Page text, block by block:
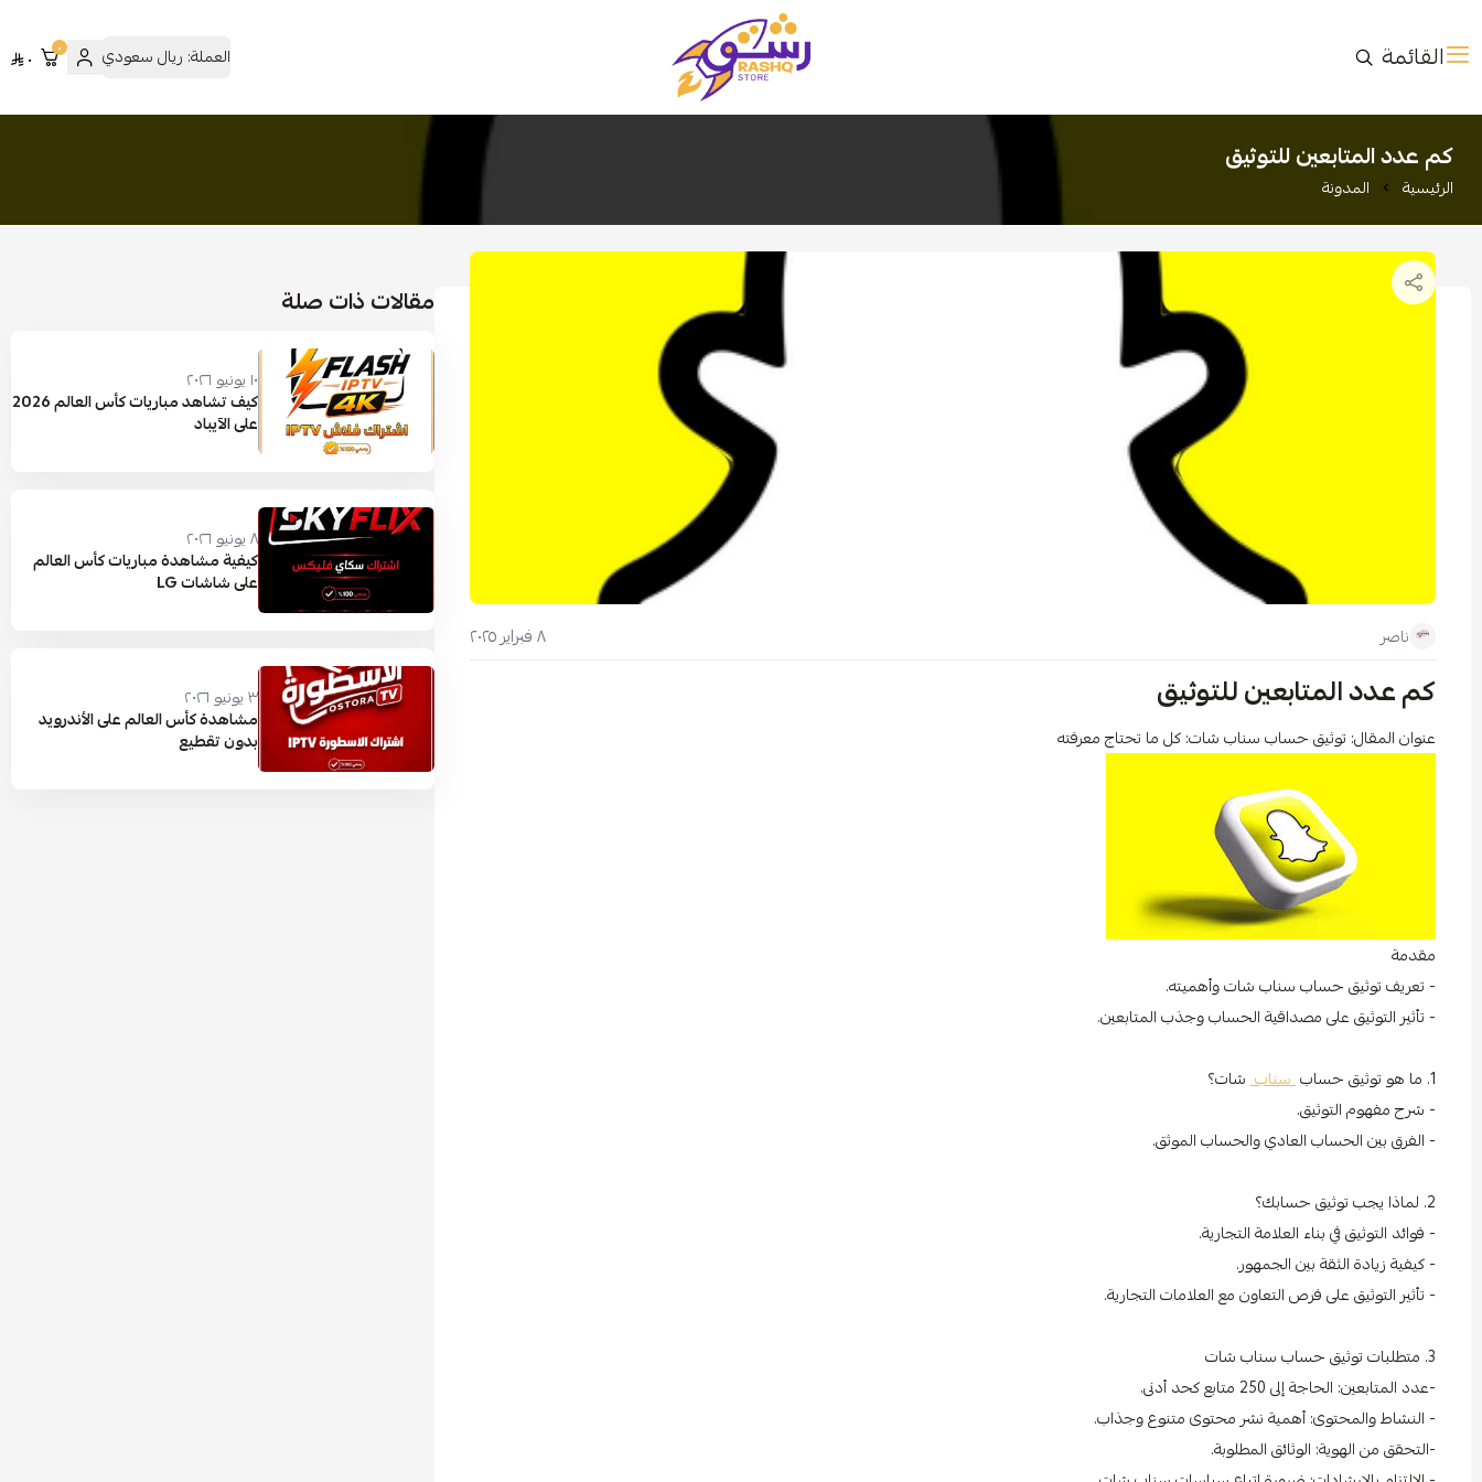
القائمة متجر رشق العملة: ريال سعودي ٠ ٠
كم عدد المتابعين للتوثيق
الرئيسية المدونة
ناصر ٨ فبراير ٢٠٢٥
كم عدد المتابعين للتوثيق
عنوان المقال: توثيق حساب سناب شات: كل ما تحتاج معرفته
مقدمة
- تعريف توثيق حساب سناب شات وأهميته.
- تأثير التوثيق على مصداقية الحساب وجذب المتابعين.
1. ما هو توثيق حساب سنابشات؟
- شرح مفهوم التوثيق.
- الفرق بين الحساب العادي والحساب الموثق.
2. لماذا يجب توثيق حسابك؟
- فوائد التوثيق في بناء العلامة التجارية.
- كيفية زيادة الثقة بين الجمهور.
- تأثير التوثيق على فرص التعاون مع العلامات التجارية.
3. متطلبات توثيق حساب سناب شات
-عدد المتابعين: الحاجة إلى 250 متابع كحد أدنى.
- النشاط والمحتوى: أهمية نشر محتوى متنوع وجذاب.
-التحقق من الهوية: الوثائق المطلوبة.
مقالات ذات صلة
١٠ يونيو ٢٠٢٦
كيف تشاهد مباريات كأس العالم 2026
على الآيباد
٨ يونيو ٢٠٢٦
كيفية مشاهدة مباريات كأس العالم
على شاشات LG
٣ يونيو ٢٠٢٦
مشاهدة كأس العالم على الأندرويد
بدون تقطيع